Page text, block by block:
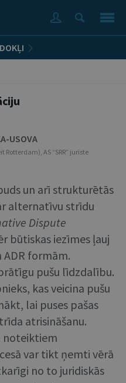
USOVA
Rotterdam), AS “SRR” juriste
un arī strukturētās
alternatīvu strīdu
Dispute
būtiskas iezīmes ļauj
formām.
pušu līdzdalību.
kas veicina pušu
lai puses pašas
atrisināšanu.
noteiktiem
var tikt ņemti vērā
no to juridiskās